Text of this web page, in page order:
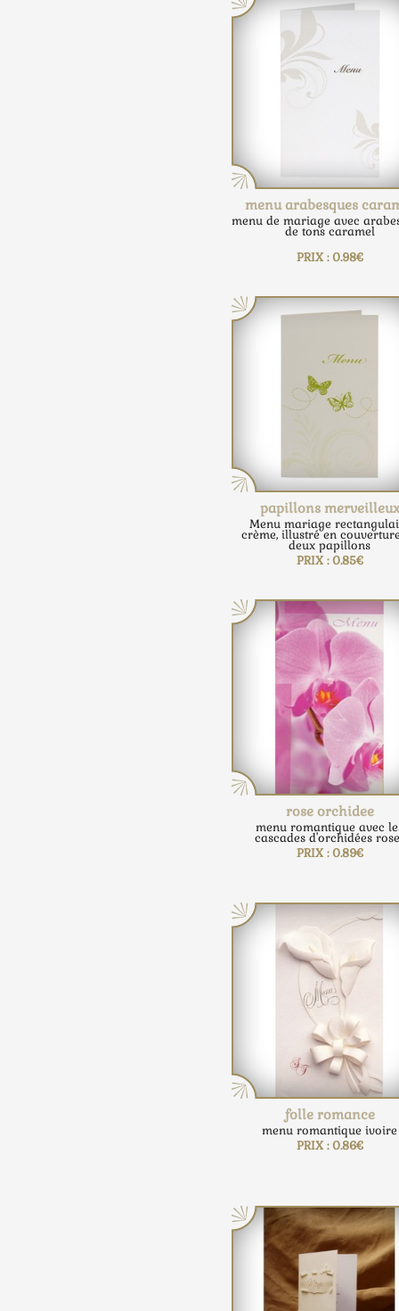
menu arabesques
menu de mariage avec
de tons caramel
PRIX : 0.98€
papillons merveilleux
Menu mariage
crème, illustré en
deux papillons
PRIX : 0.85€
rose orchidee
menu romantique avec
cascades d'orchidées
PRIX : 0.89€
folle romance
menu romantique ivoire
PRIX : 0.86€